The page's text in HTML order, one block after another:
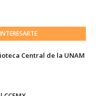
Central de la UNAM